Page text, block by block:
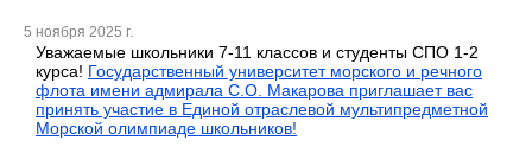
5 ноября 2025 г.
Уважаемые школьники 7-11 классов и студенты СПО 1-2
курса! Государственный университет морского и речного
флота имени адмирала С.О. Макарова приглашает вас
принять участие в Единой отраслевой мультипредметной
Морской олимпиаде школьников!